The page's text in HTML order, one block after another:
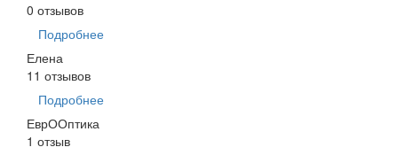
0 отзывов
Подробнее
Елена
11 отзывов
Подробнее
ЕврООптика
1 отзыв